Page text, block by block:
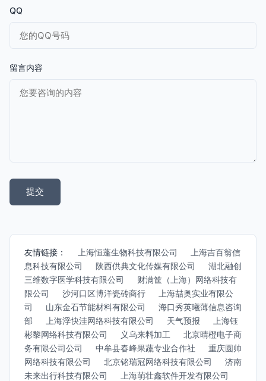
QQ
留言内容
友情链接： 上海恒蓬生物科技有限公司
上海吉百翁信
息科技有限公司
陕西供典文化传媒有限公司
湖北融创
三维数字医学科技有限公司
财满筐（上海）网络科技有
限公司
沙河口区博洋瓷砖商行
上海喆奥实业有限公
司
山东金石节能材料有限公司
海口秀英曦薄信息咨询
部
上海浮快洼网络科技有限公司 天气预报
上海钰
彬黎网络科技有限公司
义乌来料加工
北京晴橙电子商
务有限公司公司
中牟县春峰果蔬专业合作社
重庆圆帅
网络科技有限公司
北京铭瑞冠网络科技有限公司
济南
未来出行科技有限公司
上海萌壮鑫软件开发有限公司